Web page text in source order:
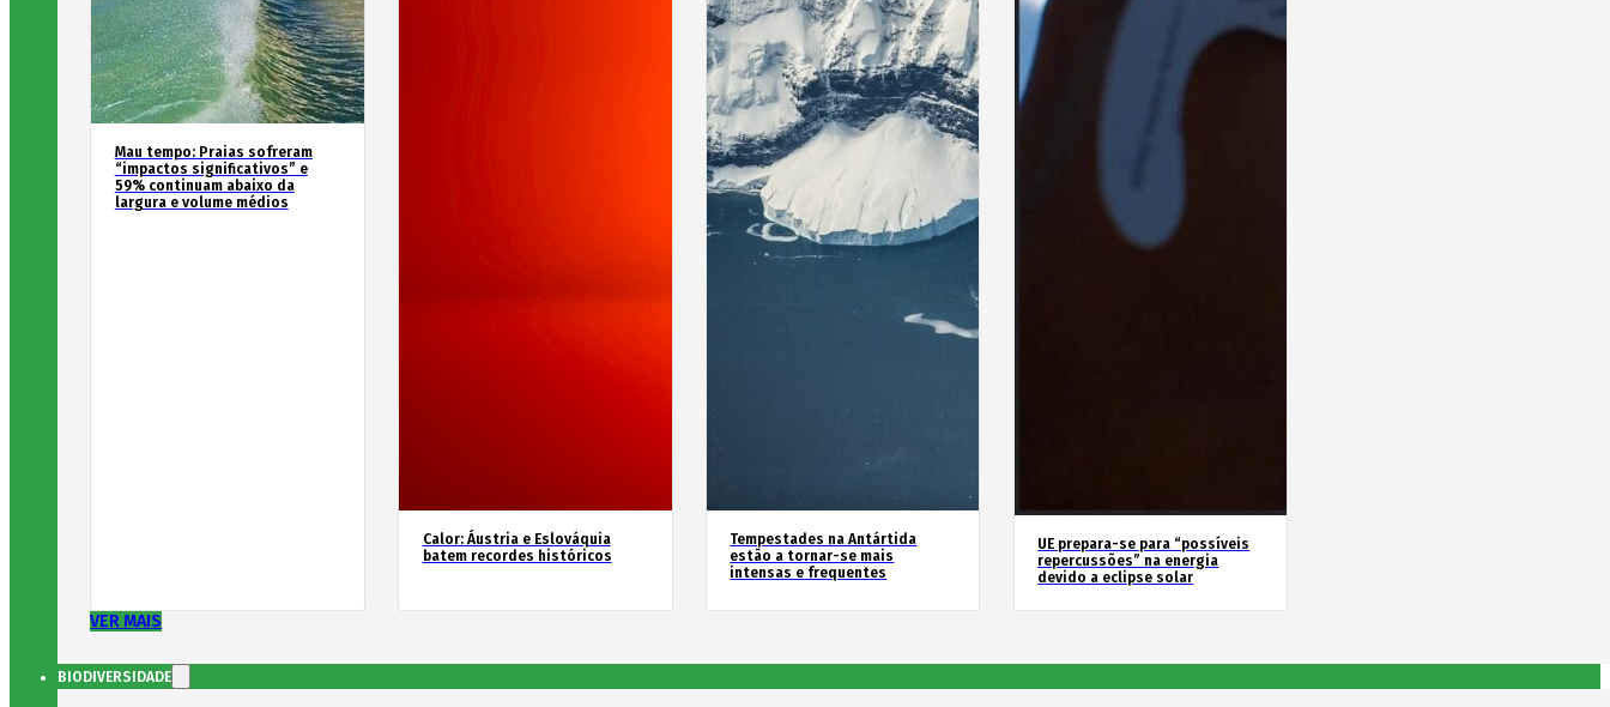
Mau tempo: Praias sofreram
“impactos significativos” e
59% continuam abaixo da
largura e volume médios
Calor: Áustria e Eslováquia
batem recordes históricos
Tempestades na Antártida
estão a tornar-se mais
intensas e frequentes
UE prepara-se para “possíveis
repercussões” na energia
devido a eclipse solar
VER MAIS
BIODIVERSIDADE